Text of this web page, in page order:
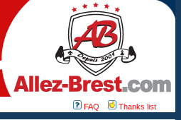
FAQ Thanks list